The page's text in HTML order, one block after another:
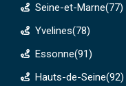
Seine-et-Marne(77)
Yvelines(78)
Essonne(91)
Hauts-de-Seine(92)